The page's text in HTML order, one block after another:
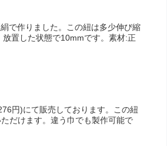
で作りました。この紐は多少伸び縮
置した状態で10mmです。素材:正
円)にて販売しております。この紐
だけます。違う巾でも製作可能で